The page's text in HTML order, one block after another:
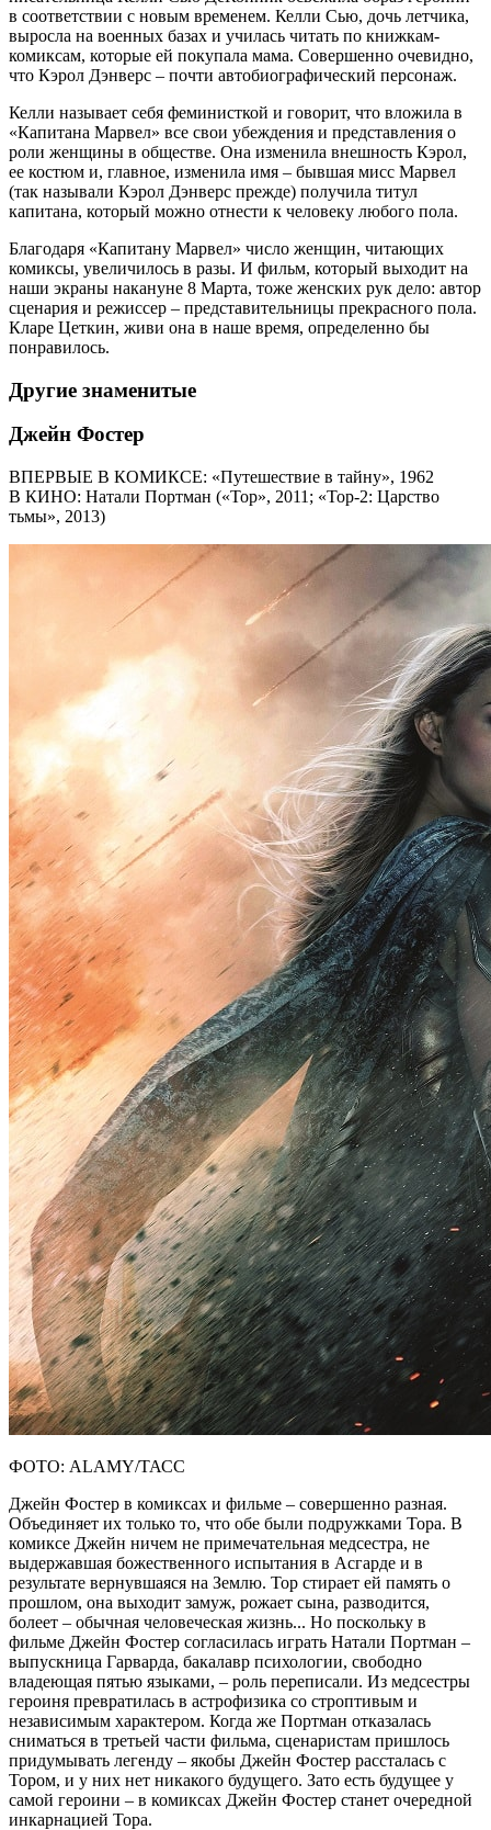
в соответствии с новым временем. Келли Сью, дочь летчика,
выросла на военных базах и училась читать по книжкам-
комиксам, которые ей покупала мама. Совершенно очевидно,
что Кэрол Дэнверс – почти автобиографический персонаж.
Келли называет себя феминисткой и говорит, что вложила в
«Капитана Марвел» все свои убеждения и представления о
роли женщины в обществе. Она изменила внешность Кэрол,
ее костюм и, главное, изменила имя – бывшая мисс Марвел
(так называли Кэрол Дэнверс прежде) получила титул
капитана, который можно отнести к человеку любого пола.
Благодаря «Капитану Марвел» число женщин, читающих
комиксы, увеличилось в разы. И фильм, который выходит на
наши экраны накануне 8 Марта, тоже женских рук дело: автор
сценария и режиссер – представительницы прекрасного пола.
Кларе Цеткин, живи она в наше время, определенно бы
понравилось.
Другие знаменитые
Джейн Фостер
ВПЕРВЫЕ В КОМИКСЕ: «Путешествие в тайну», 1962
В КИНО: Натали Портман («Тор», 2011; «Тор-2: Царство
тьмы», 2013)
ФОТО: ALAMY/ТАСС
Джейн Фостер в комиксах и фильме – совершенно разная.
Объединяет их только то, что обе были подружками Тора. В
комиксе Джейн ничем не примечательная медсестра, не
выдержавшая божественного испытания в Асгарде и в
результате вернувшаяся на Землю. Тор стирает ей память о
прошлом, она выходит замуж, рожает сына, разводится,
болеет – обычная человеческая жизнь... Но поскольку в
фильме Джейн Фостер согласилась играть Натали Портман –
выпускница Гарварда, бакалавр психологии, свободно
владеющая пятью языками, – роль переписали. Из медсестры
героиня превратилась в астрофизика со строптивым и
независимым характером. Когда же Портман отказалась
сниматься в третьей части фильма, сценаристам пришлось
придумывать легенду – якобы Джейн Фостер рассталась с
Тором, и у них нет никакого будущего. Зато есть будущее у
самой героини – в комиксах Джейн Фостер станет очередной
инкарнацией Тора.